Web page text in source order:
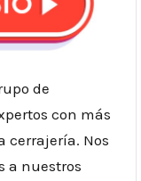
de
con más
cerrajería. Nos
a nuestros